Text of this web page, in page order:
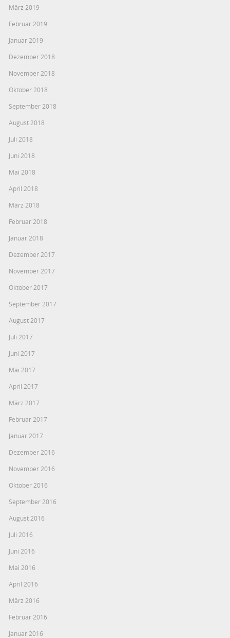
März 2019
Februar 2019
Januar 2019
Dezember 2018
November 2018
Oktober 2018
September 2018
August 2018
Juli 2018
Juni 2018
Mai 2018
April 2018
März 2018
Februar 2018
Januar 2018
Dezember 2017
November 2017
Oktober 2017
September 2017
August 2017
Juli 2017
Juni 2017
Mai 2017
April 2017
März 2017
Februar 2017
Januar 2017
Dezember 2016
November 2016
Oktober 2016
September 2016
August 2016
Juli 2016
Juni 2016
Mai 2016
April 2016
März 2016
Februar 2016
Januar 2016